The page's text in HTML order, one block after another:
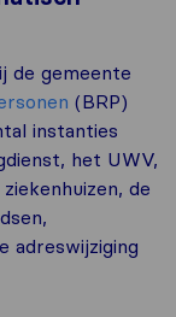
de gemeente
(BRP)
instanties
het UWV,
de
adreswijziging